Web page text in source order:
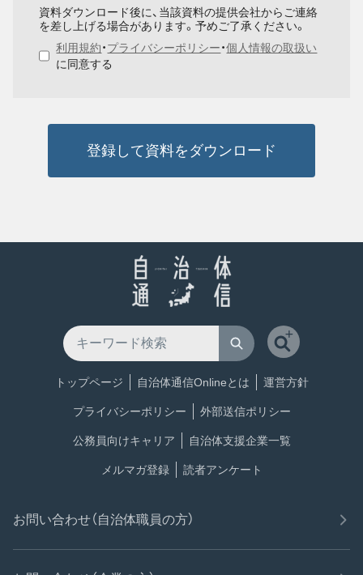
資料ダウンロード後に、当該資料の提供会社からご連絡
を差し上げる場合があります。予めご了承ください。
利用規約・プライバシーポリシー・個人情報の取扱い
に同意する
登録して資料をダウンロード
トップページ 自治体通信Onlineとは 運営方針
プライバシーポリシー 外部送信ポリシー
公務員向けキャリア 自治体支援企業一覧
メルマガ登録 読者アンケート
お問い合わせ（自治体職員の方）